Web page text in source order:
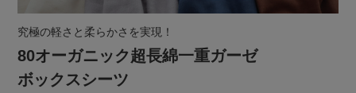
究極の軽さと柔らかさを実現！
80オーガニック超長綿一重ガーゼ
ボックスシーツ